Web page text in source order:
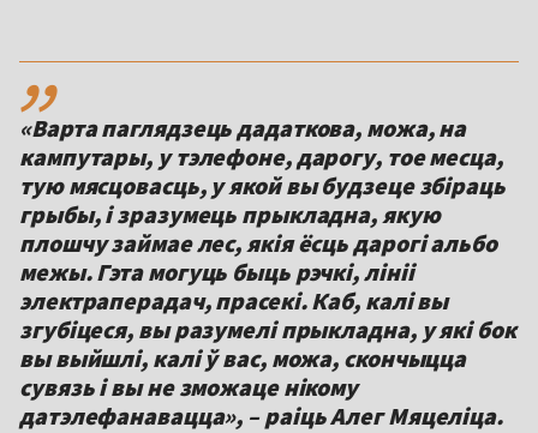
,,
«Варта паглядзець дадаткова, можа, на
кампутары, у тэлефоне, дарогу, тое месца,
тую мясцовасць, у якой вы будзеце збіраць
грыбы, і зразумець прыкладна, якую
плошчу займае лес, якія ёсць дарогі альбо
межы. Гэта могуць быць рэчкі, лініі
электраперадач, прасекі. Каб, калі вы
згубіцеся, вы разумелі прыкладна, у які бок
вы выйшлі, калі ў вас, можа, скончыцца
сувязь і вы не зможаце нікому
датэлефанавацца», – раіць Алег Мяцеліца.